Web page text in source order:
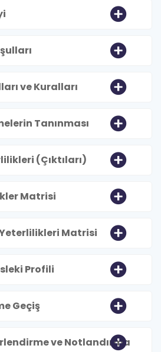
ve Kuralları
Tanınması
(Çıktıları)
Matrisi
Matrisi
Profili
Geçiş
ve Notlandırma